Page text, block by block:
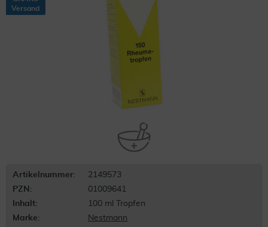
Versand
Artikelnummer:
2149573
PZN:
01009641
Inhalt:
100 ml Tropfen
Marke:
Nestmann